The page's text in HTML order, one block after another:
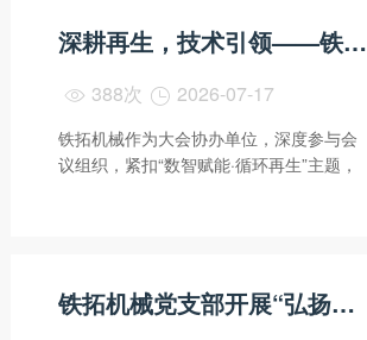
深耕再生，技术引领——铁拓机械分享高品质再生沥青混合料生产关键设备技术
 388次  2026-07-17
铁拓机械作为大会协办单位，深度参与会
议组织，紧扣“数智赋能·循环再生”主题，
铁拓机械党支部开展“弘扬伟大建党精神，激发创业创新动力”主题党日活动